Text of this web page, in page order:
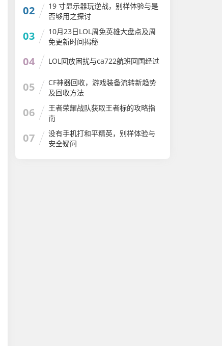
02
19 寸显示器玩逆战，别样体验与是
否够用之探讨
03
10月23日LOL周免英雄大盘点及周
免更新时间揭秘
04 LOL回放困扰与ca722航班回国经过
05
CF神器回收，游戏装备流转新趋势
及回收方法
06
王者荣耀战队获取王者标的攻略指
南
07
没有手机打和平精英，别样体验与
安全疑问